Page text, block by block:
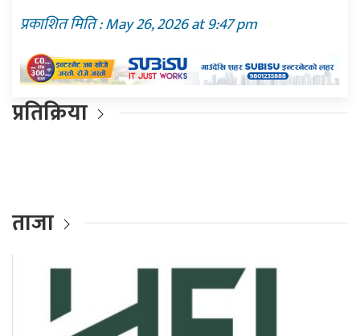
प्रकाशित मिति : May 26, 2026 at 9:47 pm
प्रतिक्रिया
ताजा